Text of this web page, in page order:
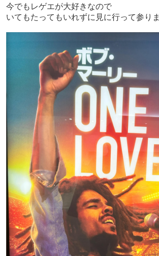
今でもレゲエが大好きなので
いてもたってもいれずに見に行って参り